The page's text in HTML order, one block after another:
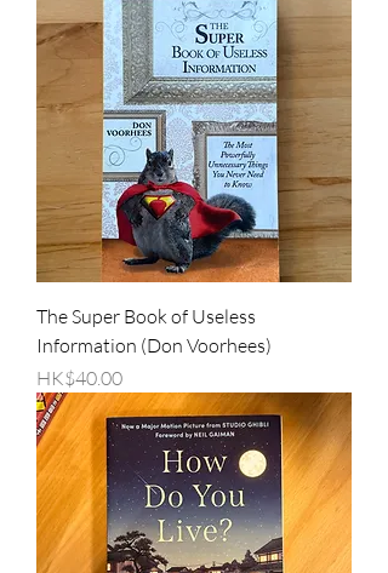
The Super Book of Useless
Information (Don Voorhees)
價格
HK$40.00